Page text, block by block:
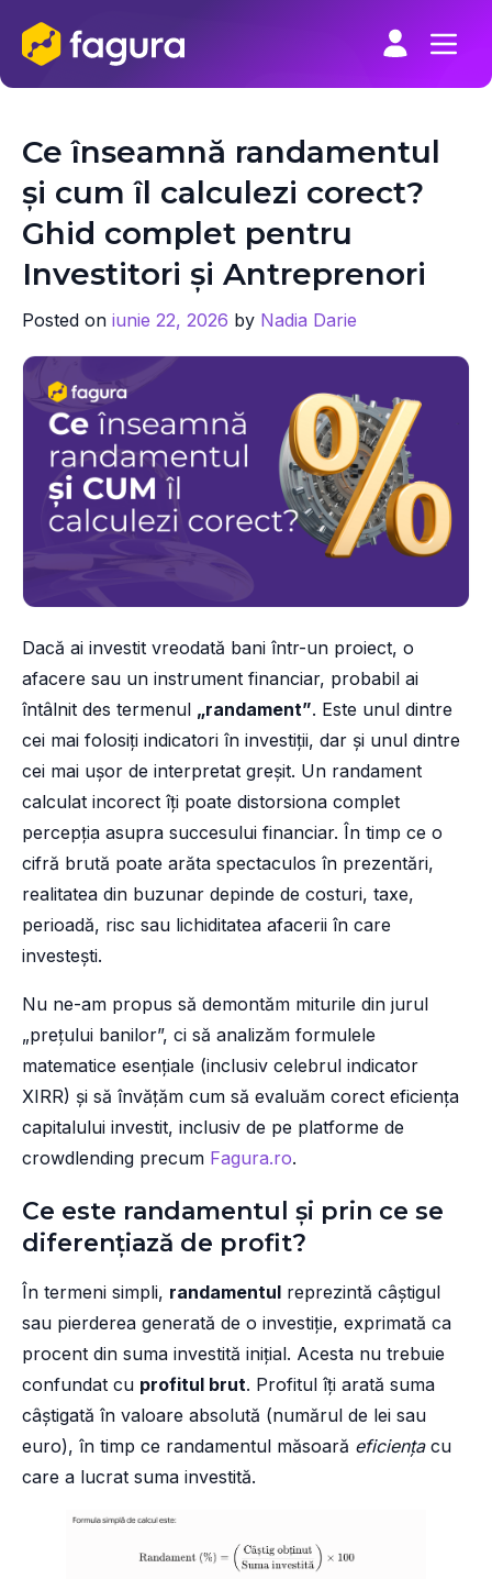
content
Ce înseamnă randamentul
și cum îl calculezi corect?
Ghid complet pentru
Investitori și Antreprenori
Posted on iunie 22, 2026 by Nadia Darie
Dacă ai investit vreodată bani într-un proiect, o
afacere sau un instrument financiar, probabil ai
întâlnit des termenul „randament”. Este unul dintre
cei mai folosiți indicatori în investiții, dar și unul dintre
cei mai ușor de interpretat greșit. Un randament
calculat incorect îți poate distorsiona complet
percepția asupra succesului financiar. În timp ce o
cifră brută poate arăta spectaculos în prezentări,
realitatea din buzunar depinde de costuri, taxe,
perioadă, risc sau lichiditatea afacerii în care
investești.
Nu ne-am propus să demontăm miturile din jurul
„prețului banilor”, ci să analizăm formulele
matematice esențiale (inclusiv celebrul indicator
XIRR) și să învățăm cum să evaluăm corect eficiența
capitalului investit, inclusiv de pe platforme de
crowdlending precum Fagura.ro.
Ce este randamentul și prin ce se
diferențiază de profit?
În termeni simpli, randamentul reprezintă câștigul
sau pierderea generată de o investiție, exprimată ca
procent din suma investită inițial. Acesta nu trebuie
confundat cu profitul brut. Profitul îți arată suma
câștigată în valoare absolută (numărul de lei sau
euro), în timp ce randamentul măsoară eficiențacu
care a lucrat suma investită.